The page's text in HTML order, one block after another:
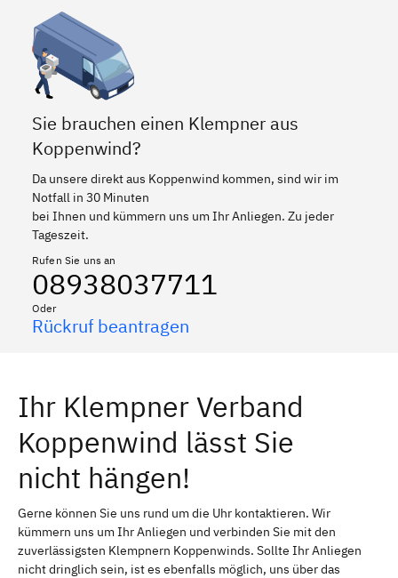
Sie brauchen einen Klempner aus
Koppenwind?
Da unsere direkt aus Koppenwind kommen, sind wir im
Notfall in 30 Minuten
bei Ihnen und kümmern uns um Ihr Anliegen. Zu jeder
Tageszeit.
Rufen Sie uns an
08938037711
Oder
Rückruf beantragen
Ihr Klempner Verband
Koppenwind lässt Sie
nicht hängen!
Gerne können Sie uns rund um die Uhr kontaktieren. Wir
kümmern uns um Ihr Anliegen und verbinden Sie mit den
zuverlässigsten Klempnern Koppenwinds. Sollte Ihr Anliegen
nicht dringlich sein, ist es ebenfalls möglich, uns über das